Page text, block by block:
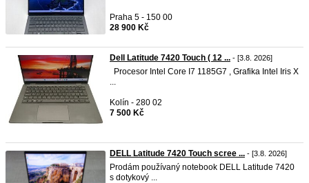
Praha 5 - 150 00
28 900 Kč
Dell Latitude 7420 Touch ( 12 ... - [3.8. 2026]
Procesor Intel Core I7 1185G7 , Grafika Intel Iris X
...
Kolín - 280 02
7 500 Kč
DELL Latitude 7420 Touch scree ... - [3.8. 2026]
Prodám používaný notebook DELL Latitude 7420
s dotykový ...